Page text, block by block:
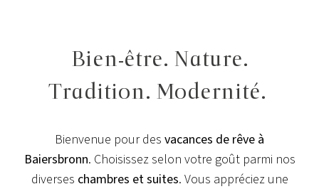
Bien-être. Nature.
Tradition. Modernité.
Bienvenue pour des vacances de rêve à
Baiersbronn. Choisissez selon votre goût parmi nos
diverses chambres et suites. Vous appréciez une